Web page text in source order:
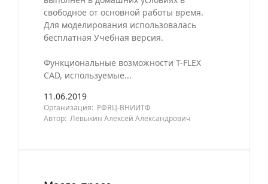
свободное от основной работы время.
Для моделирования использовалась
бесплатная Учебная версия.
Функциональные возможности T-FLEX
CAD, используемые...
11.06.2019
Организация: РФЯЦ-ВНИИТФ
Автор: Левыкин Алексей Александрович